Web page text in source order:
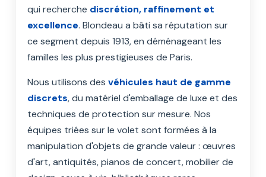
qui recherche discrétion, raffinement et
excellence. Blondeau a bâti sa réputation sur
ce segment depuis 1913, en déménageant les
familles les plus prestigieuses de Paris.
Nous utilisons des véhicules haut de gamme
discrets, du matériel d'emballage de luxe et des
techniques de protection sur mesure. Nos
équipes triées sur le volet sont formées à la
manipulation d'objets de grande valeur : œuvres
d'art, antiquités, pianos de concert, mobilier de